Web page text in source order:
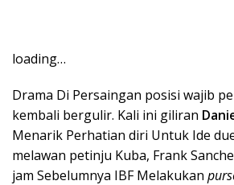
loading…
Drama Di Persaingan posisi wajib
kembali bergulir. Kali ini giliran
Menarik Perhatian diri Untuk Ide
melawan petinju Kuba, Frank
jam Sebelumnya IBF Melakukan